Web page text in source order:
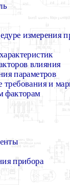
измерения
влияния
параметров
и
факторам
прибора